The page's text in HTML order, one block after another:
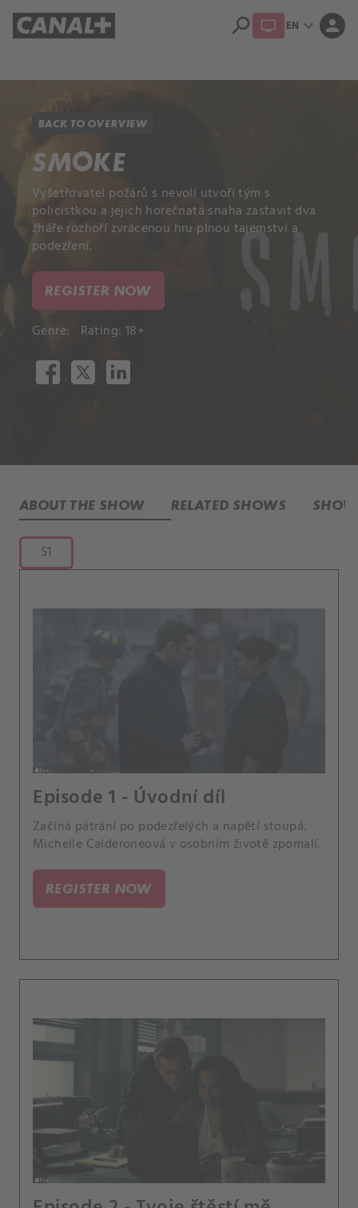
search EN expand_more person
BACK TO OVERVIEW
SMOKE
Vyšetřovatel požárů s nevolí utvoří tým s
policistkou a jejich horečnatá snaha zastavit dva
žháře rozhoří zvrácenou hru plnou tajemství a
podezření.
REGISTER NOW
Genre: Rating: 18+
ABOUT THE SHOW RELATED SHOWS
S1
Episode 1 - Úvodní díl
Začíná pátrání po podezřelých a napětí stoupá.
Michelle Calderoneová v osobním životě zpomalí.
REGISTER NOW